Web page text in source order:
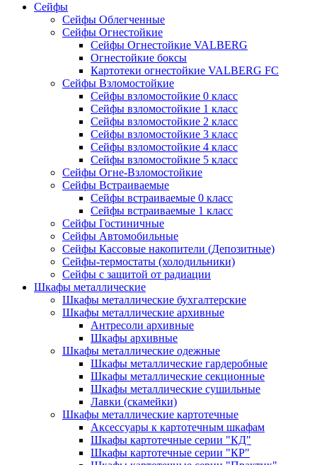
Сейфы
Сейфы Облегченные
Сейфы Огнестойкие
Сейфы Огнестойкие VALBERG
Огнестойкие боксы
Картотеки огнестойкие VALBERG FC
Сейфы Взломостойкие
Сейфы взломостойкие 0 класс
Сейфы взломостойкие 1 класс
Сейфы взломостойкие 2 класс
Сейфы взломостойкие 3 класс
Сейфы взломостойкие 4 класс
Сейфы взломостойкие 5 класс
Сейфы Огне-Взломостойкие
Сейфы Встраиваемые
Сейфы встраиваемые 0 класс
Сейфы встраиваемые 1 класс
Сейфы Гостиничные
Сейфы Автомобильные
Сейфы Кассовые накопители (Депозитные)
Сейфы-термостаты (холодильники)
Сейфы с защитой от радиации
Шкафы металлические
Шкафы металлические бухгалтерские
Шкафы металлические архивные
Антресоли архивные
Шкафы архивные
Шкафы металлические одежные
Шкафы металлические гардеробные
Шкафы металлические секционные
Шкафы металлические сушильные
Лавки (скамейки)
Шкафы металлические картотечные
Аксессуары к картотечным шкафам
Шкафы картотечные серии "КД"
Шкафы картотечные серии "КР"